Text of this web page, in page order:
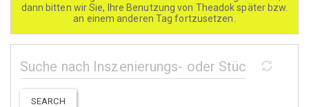
dann bitten wir Sie, Ihre Benutzung von Theadok später bzw.
an einem anderen Tag fortzusetzen.
SEARCH